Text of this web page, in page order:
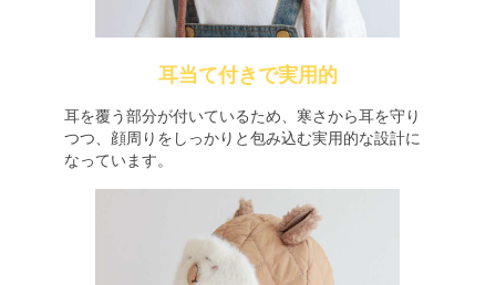
耳当て付きで実用的
耳を覆う部分が付いているため、寒さから耳を守り
つつ、顔周りをしっかりと包み込む実用的な設計に
なっています。